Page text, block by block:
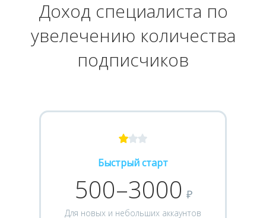
Доход специалиста по
увелечению количества
подписчиков
Быстрый старт
500–3000 ₽
Для новых и небольших аккаунтов